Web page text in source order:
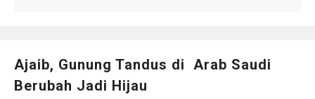
Ajaib, Gunung Tandus di Arab Saudi
Berubah Jadi Hijau